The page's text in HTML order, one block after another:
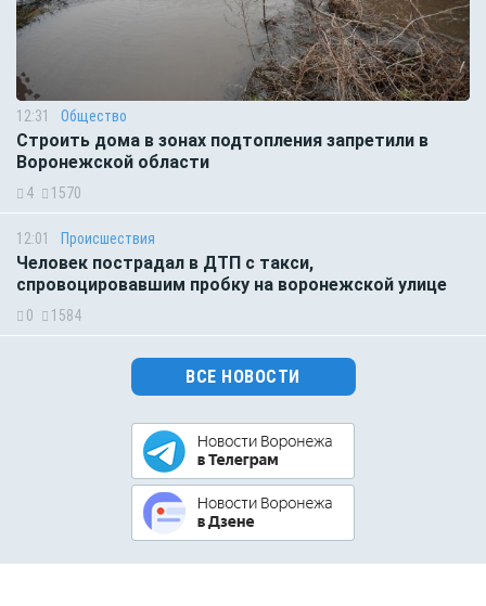
12:31 Общество
Строить дома в зонах подтопления запретили в
Воронежской области
4 1570
12:01 Происшествия
Человек пострадал в ДТП с такси,
спровоцировавшим пробку на воронежской улице
0 1584
ВСЕ НОВОСТИ